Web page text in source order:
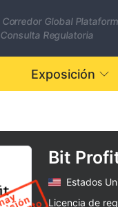
Corredor Global
Consulta Regulatoria
Exposición
Bit
Estados
Licencia de